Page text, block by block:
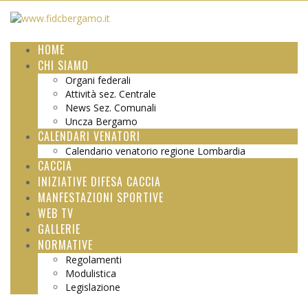
HOME
CHI SIAMO
Organi federali
Attività sez. Centrale
News Sez. Comunali
Uncza Bergamo
CALENDARI VENATORI
Calendario venatorio regione Lombardia
CACCIA
INIZIATIVE DIFESA CACCIA
MANFESTAZIONI SPORTIVE
WEB TV
GALLERIE
NORMATIVE
Regolamenti
Modulistica
Legislazione